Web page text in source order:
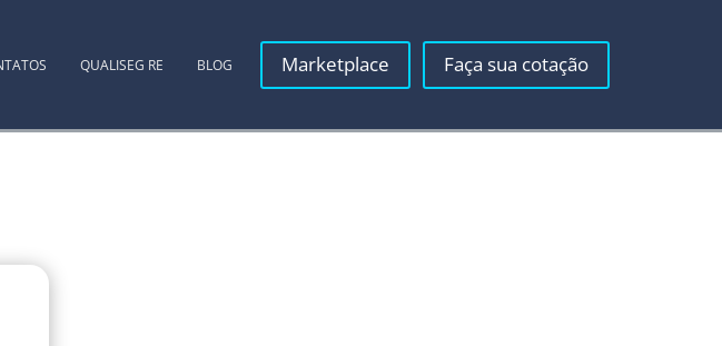
QUALISEG RE BLOG Marketplace Faça sua cotação